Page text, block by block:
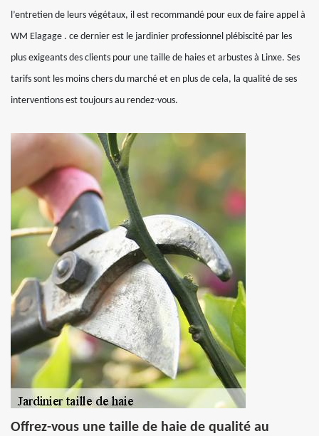
l’entretien de leurs végétaux, il est recommandé pour eux de faire appel à
WM Elagage . ce dernier est le jardinier professionnel plébiscité par les
plus exigeants des clients pour une taille de haies et arbustes à Linxe. Ses
tarifs sont les moins chers du marché et en plus de cela, la qualité de ses
interventions est toujours au rendez-vous.
Offrez-vous une taille de haie de qualité au